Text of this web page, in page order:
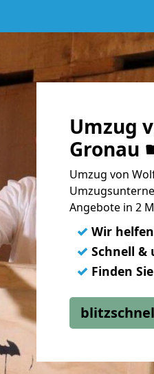
Umzug
Gronau
Umzug von
Angebote in 2
✓ Wir
✓ Schnell &
✓ Finden